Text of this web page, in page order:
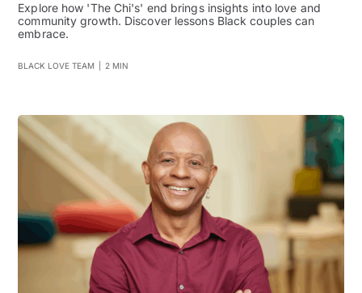
Explore how 'The Chi's' end brings insights into love and
community growth. Discover lessons Black couples can
embrace.
BLACK LOVE TEAM 2 MIN